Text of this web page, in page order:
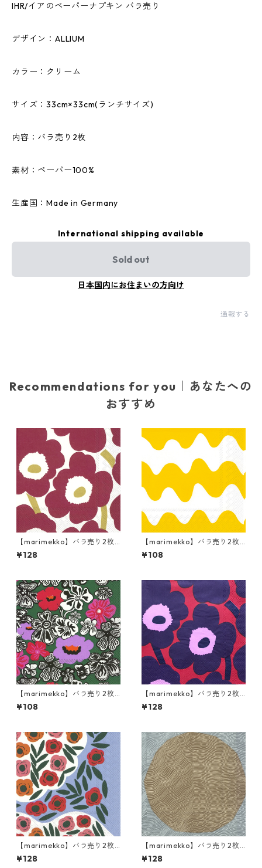
IHR/イアのペーパーナプキン バラ売り
デザイン：ALLIUM
カラー：クリーム
サイズ：33cm×33cm(ランチサイズ)
内容：バラ売り2枚
素材：ペーパー100%
生産国：Made in Germany
International shipping available
Sold out
日本国内にお住まいの方向け
通報する
Recommendations for you｜あなたへの
おすすめ
【marimekko】バラ売り2枚
ランチサイズ ペーパーナプキ
ン UNIKKO ダークレッドxゴ
¥128
【marimekko】バラ売り2枚
カクテルサイズ ペーパーナプ
キン LOKKI イエロー
¥108
【marimekko】バラ売り2枚
カクテルサイズ ペーパーナプ
キン KAUKOKAIPUU ダークグ
¥108
【marimekko】バラ売り2枚
ランチサイズ ペーパーナプキ
ン UNIKKO レッド×ブルー
¥128
【marimekko】バラ売り2枚
ランチサイズ ペーパーナプキ
ン RUUKKU ブルー
¥128
【marimekko】バラ売り2枚
ランチサイズ ペーパーナプキ
ン ISOT KIVET NÄKKI ライト
¥128